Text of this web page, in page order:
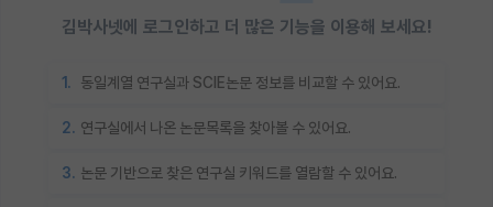
김박사넷에 로그인하고 더 많은 기능을 이용해 보세요!
1. 동일계열 연구실과 SCIE논문 정보를 비교할 수 있어요.
2. 연구실에서 나온 논문목록을 찾아볼 수 있어요.
3. 논문 기반으로 찾은 연구실 키워드를 열람할 수 있어요.